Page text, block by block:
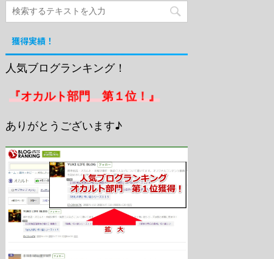
獲得実績！
人気ブログランキング！
『オカルト部門 第１位！』
ありがとうございます♪